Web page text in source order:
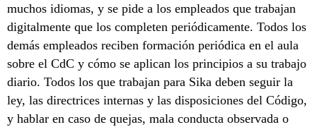
muchos idiomas, y se pide a los empleados que trabajan
digitalmente que los completen periódicamente. Todos los
demás empleados reciben formación periódica en el aula
sobre el CdC y cómo se aplican los principios a su trabajo
diario. Todos los que trabajan para Sika deben seguir la
ley, las directrices internas y las disposiciones del Código,
y hablar en caso de quejas, mala conducta observada o